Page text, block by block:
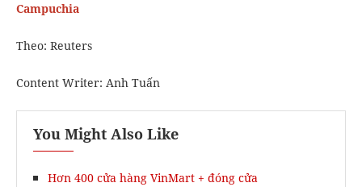
Campuchia
Theo: Reuters
Content Writer: Anh Tuấn
You Might Also Like
Hơn 400 cửa hàng VinMart + đóng cửa